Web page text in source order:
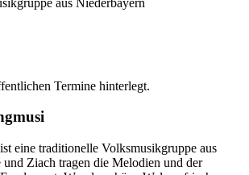
Termine hinterlegt.
eine traditionelle Volksmusikgruppe aus
Ziach tragen die Melodien und der